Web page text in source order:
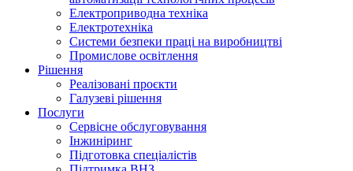
Електроприводна техніка
Електротехніка
Системи безпеки праці на виробництві
Промислове освітлення
Рішення
Реалізовані проєкти
Галузеві рішення
Послуги
Сервісне обслуговування
Інжиніринг
Підготовка спеціалістів